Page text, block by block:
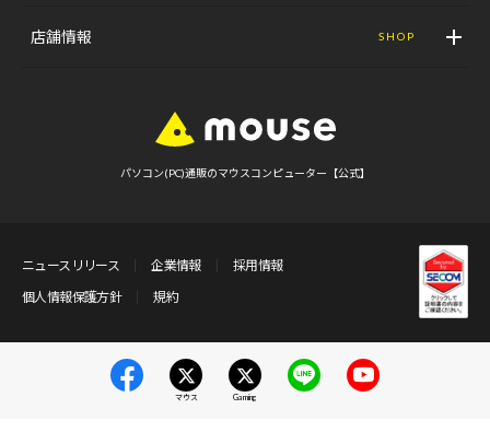
店舗情報 SHOP
パソコン(PC)通販のマウスコンピューター【公式】
ニュースリリース 企業情報
採用情報
個人情報保護方針
規約
マウス Gaming